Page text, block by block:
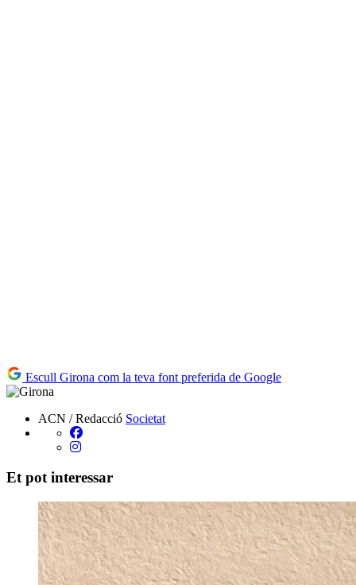
Escull Girona com la teva font preferida de Google
ACN / Redacció Societat
Et pot interessar